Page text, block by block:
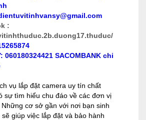
:
SACOMBANK chi
vụ lắp đặt camera uy tín chất
sự tìm hiểu chu đáo về các đơn vị
cơ sở gần với nơi bạn sinh
giúp việc lắp đặt và bảo hành